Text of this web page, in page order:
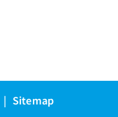
Sitemap